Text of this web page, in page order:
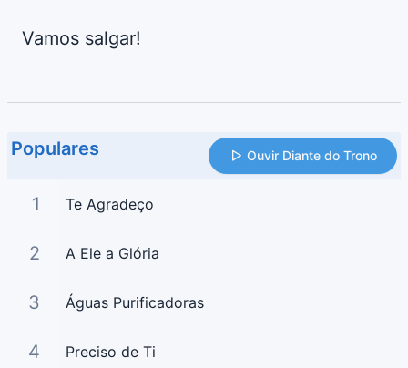
Vamos salgar!
Populares Ouvir Diante do Trono
1 Te Agradeço
2 A Ele a Glória
3 Águas Purificadoras
4 Preciso de Ti